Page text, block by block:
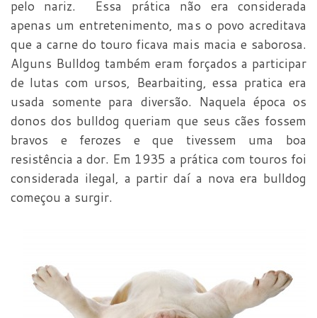
pelo nariz. Essa prática não era considerada
apenas um entretenimento, mas o povo acreditava
que a carne do touro ficava mais macia e saborosa.
Alguns Bulldog também eram forçados a participar
de lutas com ursos, Bearbaiting, essa pratica era
usada somente para diversão. Naquela época os
donos dos bulldog queriam que seus cães fossem
bravos e ferozes e que tivessem uma boa
resistência a dor. Em 1935 a prática com touros foi
considerada ilegal, a partir daí a nova era bulldog
começou a surgir.